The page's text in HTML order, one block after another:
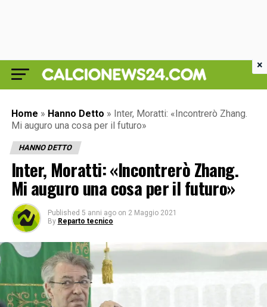
Home » Hanno Detto » Inter, Moratti: «Incontrerò Zhang.
Mi auguro una cosa per il futuro»
HANNO DETTO
Inter, Moratti: «Incontrerò Zhang.
Mi auguro una cosa per il futuro»
Published 5 anni ago on 2 Maggio 2021
By Reparto tecnico
×